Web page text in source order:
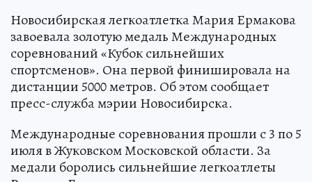
Новосибирская легкоатлетка Мария Ермакова
завоевала золотую медаль Международных
соревнований «Кубок сильнейших
спортсменов». Она первой финишировала на
дистанции 5000 метров. Об этом сообщает
пресс-служба мэрии Новосибирска.
Международные соревнования прошли с 3 по 5
июля в Жуковском Московской области. За
медали боролись сильнейшие легкоатлеты